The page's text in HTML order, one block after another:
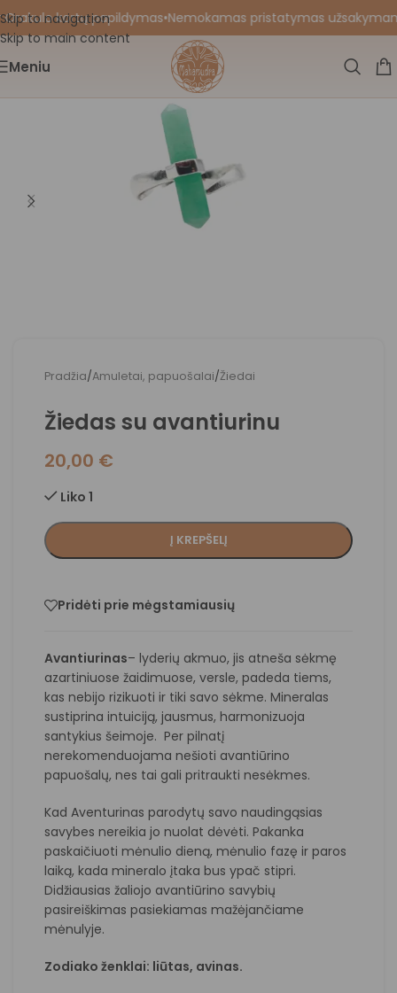
Skip to navigation
Skip to main content
kortų papildymas•Nemokamas pristatymas
Meniu
Pradžia/Amuletai, papuošalai/Žiedai
Žiedas su avantiurinu
20,00 €
Liko 1
Į KREPŠELĮ
Pridėti prie mėgstamiausių
Avantiurinas– lyderių akmuo, jis atneša sėkmę
azartiniuose žaidimuose, versle, padeda tiems,
kas nebijo rizikuoti ir tiki savo sėkme. Mineralas
sustiprina intuiciją, jausmus, harmonizuoja
santykius šeimoje. Per pilnatį
nerekomenduojama nešioti avantiūrino
papuošalų, nes tai gali pritraukti nesėkmes.
Kad Aventurinas parodytų savo naudingąsias
savybes nereikia jo nuolat dėvėti. Pakanka
paskaičiuoti mėnulio dieną, mėnulio fazę ir paros
laiką, kada mineralo įtaka bus ypač stipri.
Didžiausias žaliojo avantiūrino savybių
pasireiškimas pasiekiamas mažėjančiame
mėnulyje.
Zodiako ženklai: liūtas, avinas.